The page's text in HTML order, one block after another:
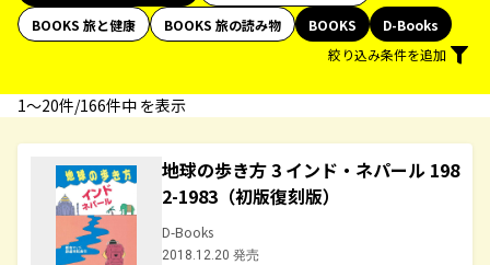
BOOKS 旅と健康
BOOKS 旅の読み物 BOOKS
D-Books
絞り込み条件を追加
1〜20件/166件中 を表示
地球の歩き方 3 インド・ネパール 198
2-1983（初版復刻版）
D-Books
2018.12.20 発売